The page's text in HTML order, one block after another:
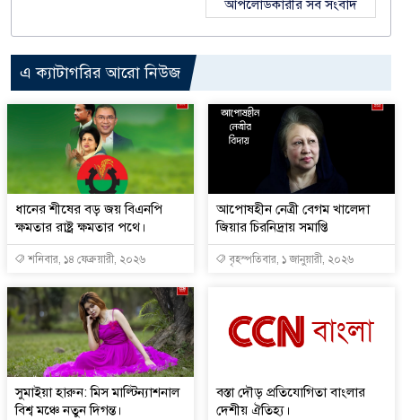
আপলোডকারীর সব সংবাদ
এ ক্যাটাগরির আরো নিউজ
ধানের শীষের বড় জয় বিএনপি
ক্ষমতার রাষ্ট্র ক্ষমতার পথে।
শনিবার, ১৪ ফেব্রুয়ারী, ২০২৬
আপোষহীন নেত্রী বেগম খালেদা
জিয়ার চিরনিদ্রায় সমাপ্তি
বৃহস্পতিবার, ১ জানুয়ারী, ২০২৬
সুমাইয়া হারুন: মিস মাল্টিন্যাশনাল
বিশ্ব মঞ্চে নতুন দিগন্ত।
বস্তা দৌড় প্রতিযোগিতা বাংলার
দেশীয় ঐতিহ্য।